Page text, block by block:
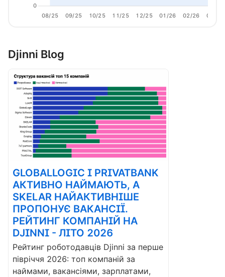
08/25 09/25 10/25 11/25 12/25 01/26 02/26 03/26
0
Djinni Blog
GLOBALLOGIC І PRIVATBANK
АКТИВНО НАЙМАЮТЬ, А
SKELAR НАЙАКТИВНІШЕ
ПРОПОНУЄ ВАКАНСІЇ.
РЕЙТИНГ КОМПАНІЙ НА
DJINNI - ЛІТО 2026
Рейтинг роботодавців Djinni за перше
півріччя 2026: топ компаній за
наймами, вакансіями, зарплатами,